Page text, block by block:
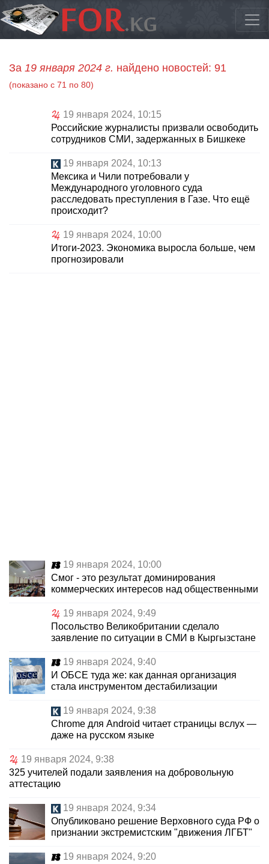
За 19 января 2024 г. найдено новостей: 91
(показано с 71 по 80)
19 января 2024, 10:15
Российские журналисты призвали освободить
сотрудников СМИ, задержанных в Бишкеке
19 января 2024, 10:13
Мексика и Чили потребовали у
Международного уголовного суда
расследовать преступления в Газе. Что ещё
происходит?
19 января 2024, 10:00
Итоги-2023. Экономика выросла больше, чем
прогнозировали
19 января 2024, 10:00
Смог - это результат доминирования
коммерческих интересов над общественными
19 января 2024, 9:49
Посольство Великобритании сделало
заявление по ситуации в СМИ в Кыргызстане
19 января 2024, 9:40
И ОБСЕ туда же: как данная организация
стала инструментом дестабилизации
19 января 2024, 9:38
Chrome для Android читает страницы вслух —
даже на русском языке
19 января 2024, 9:38
325 учителей подали заявления на добровольную
аттестацию
19 января 2024, 9:34
Опубликовано решение Верховного суда РФ о
признании экстремистским "движения ЛГБТ"
19 января 2024, 9:20